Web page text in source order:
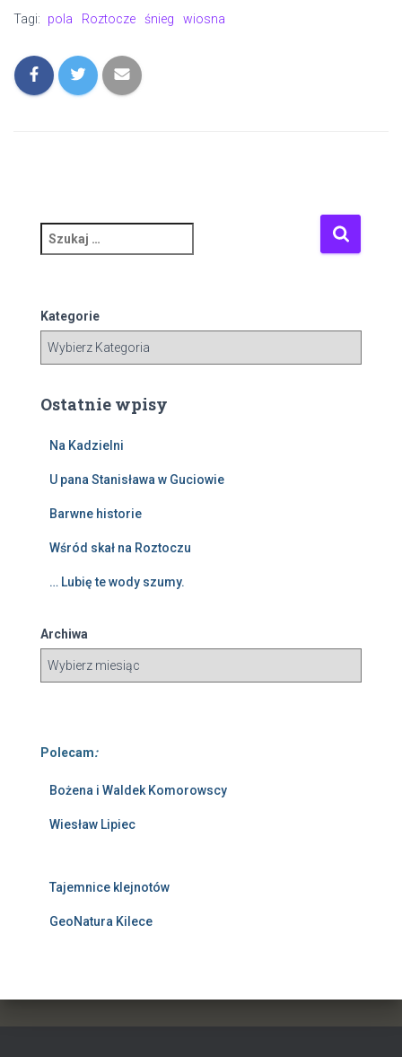
Tagi: pola Roztocze śnieg wiosna
z
a
j
Kategorie
Ostatnie wpisy
Na Kadzielni
U pana Stanisława w Guciowie
Barwne historie
Wśród skał na Roztoczu
… Lubię te wody szumy.
Archiwa
Polecam:
Bożena i Waldek Komorowscy
Wiesław Lipiec
Tajemnice klejnotów
GeoNatura Kilece